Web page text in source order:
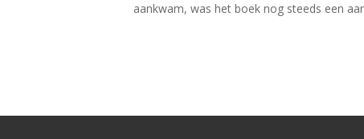
aankwam, was het boek nog steeds een